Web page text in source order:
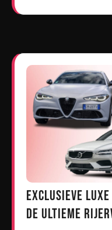
Exclusieve
de Ultieme